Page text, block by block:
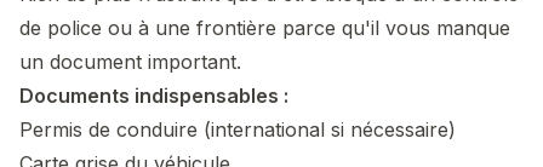
de police ou à une frontière parce qu'il vous manque
un document important.
Documents indispensables :
Permis de conduire (international si nécessaire)